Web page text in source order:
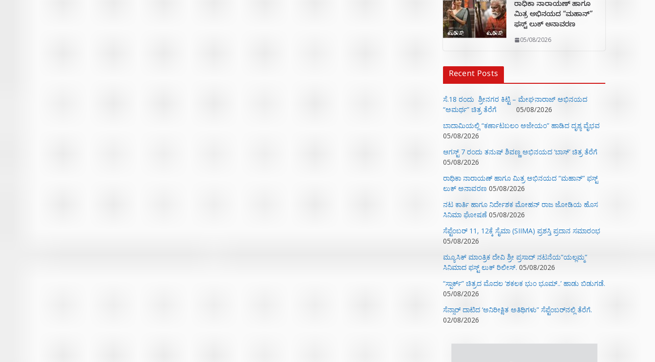
ರಾಧಿಕಾ ನಾರಾಯಣ್ ಹಾಗೂ
ಮಿತ್ರ ಅಭಿನಯದ “ಮಹಾನ್”
ಫಸ್ಟ್ ಲುಕ್ ಅನಾವರಣ
05/08/2026
Recent Posts
ಸೆ.18 ರಂದು ಶ್ರೀನಗರ ಕಿಟ್ಟಿ – ಮೇಘನಾರಾಜ್ ಅಭಿನಯದ
“ಅಮರ್ಥ” ಚಿತ್ರ ತೆರೆಗೆ
05/08/2026
ಬಾದಾಮಿಯಲ್ಲಿ “ಕರ್ಣಾಟಬಲಂ ಅಜೇಯಂ” ಹಾಡಿದ ದೃಶ್ಯ ವೈಭವ
05/08/2026
ಆಗಸ್ಟ್ 7 ರಂದು ತನುಷ್ ಶಿವಣ್ಣ ಅಭಿನಯದ ‘ಬಾಸ್’ ಚಿತ್ರ ತೆರೆಗೆ
05/08/2026
ರಾಧಿಕಾ ನಾರಾಯಣ್ ಹಾಗೂ ಮಿತ್ರ ಅಭಿನಯದ “ಮಹಾನ್” ಫಸ್ಟ್
ಲುಕ್ ಅನಾವರಣ 05/08/2026
ನಟ ಕಾರ್ತಿ ಹಾಗೂ ನಿರ್ದೇಶಕ ಮೋಹನ್ ರಾಜ ಜೋಡಿಯ ಹೊಸ
ಸಿನಿಮಾ ಘೋಷಣೆ 05/08/2026
ಸೆಪ್ಟೆಂಬರ್ 11, 12ಕ್ಕೆ ಸೈಮಾ (SIIMA) ಪ್ರಶಸ್ತಿ ಪ್ರದಾನ ಸಮಾರಂಭ
05/08/2026
ಮ್ಯೂಸಿಕ್‌ ಮಾಂತ್ರಿಕ ದೇವಿ ಶ್ರೀ ಪ್ರಸಾದ್ ನಟನೆಯ”ಯಲ್ಲಮ್ಮ”
ಸಿನಿಮಾದ ಫಸ್ಟ್‌ ಲುಕ್‌ ರಿಲೀಸ್. 05/08/2026
“ಸ್ಪಾರ್ಕ್” ಚಿತ್ರದ ಮೊದಲ‌ ‘ಶಕಲಕ ಭುಂ‌ ಭೂಮ್..’ ಹಾಡು ಬಿಡುಗಡೆ.
05/08/2026
ಸೆನ್ಸಾರ್ ದಾಟಿದ ‘ಅನಿರೀಕ್ಷಿತ ಅತಿಥಿಗಳು” ಸೆಪ್ಟೆಂಬರ್‌ನಲ್ಲಿ ತೆರೆಗೆ.
02/08/2026